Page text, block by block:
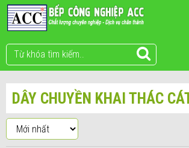
DÂY CHUYỀN KHAI THÁC